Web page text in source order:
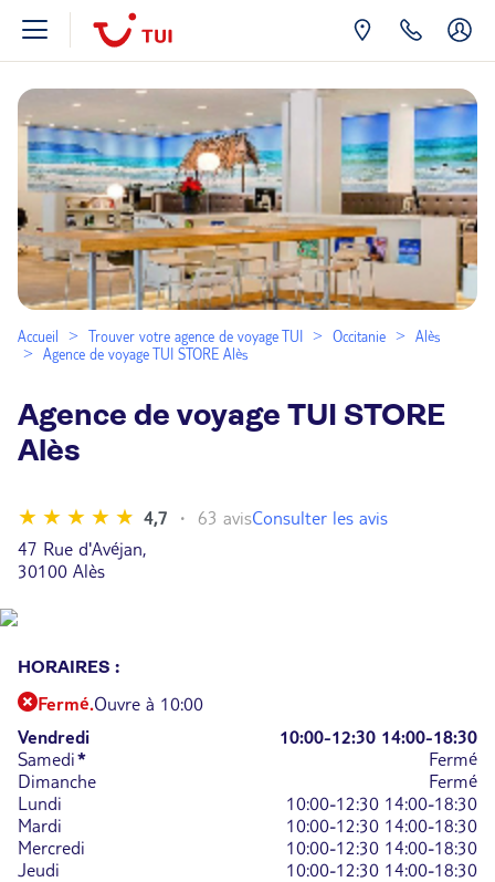
Accueil Trouver votre agence de voyage TUI Occitanie
Alès
Agence de voyage TUI STORE Alès
Agence de voyage TUI STORE
Alès
4,7 63 avisConsulter les avis
47 Rue d'Avéjan,
30100 Alès
HORAIRES :
Fermé.Ouvre à 10:00
Vendredi
10:00-12:30 14:00-18:30
Samedi*
Fermé
Dimanche
Fermé
Lundi
10:00-12:30 14:00-18:30
Mardi
10:00-12:30 14:00-18:30
Mercredi
10:00-12:30 14:00-18:30
Jeudi
10:00-12:30 14:00-18:30